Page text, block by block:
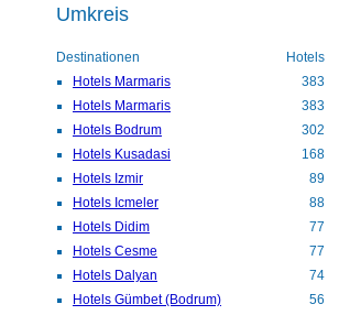
Umkreis
Destinationen
Hotels
Hotels Marmaris
383
Hotels Marmaris
383
Hotels Bodrum
302
Hotels Kusadasi
168
Hotels Izmir
89
Hotels Icmeler
88
Hotels Didim
77
Hotels Cesme
77
Hotels Dalyan
74
Hotels Gümbet (Bodrum)
56